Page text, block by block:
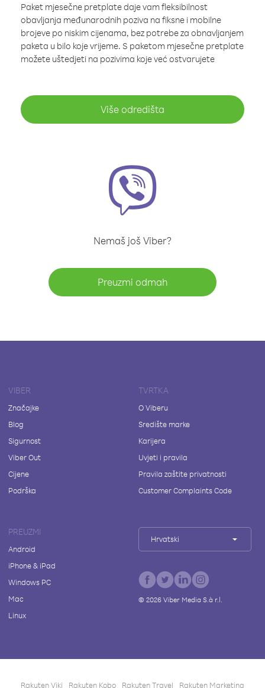
Paket mjesečne pretplate daje vam fleksibilnost
obavljanja međunarodnih poziva na fiksne i mobilne
brojeve po niskim cijenama, bez potrebe za obnavljanjem
paketa u bilo koje vrijeme. S paketom mjesečne pretplate
možete uštedjeti na pozivima koje već ostvarujete
Više odredišta
Nemaš još Viber?
Preuzmi odmah
VIBER
Značajke
Blog
Sigurnost
Viber Out
Cijene
Podrška
TVRTKA
O Viberu
Središte marke
Karijera
Uvjeti i pravila
Pravila zaštite privatnosti
Customer Complaints Code
PREUZMI
Android
iPhone & iPad
Windows PC
Mac
Linux
Hrvatski
© 2026Viber Media S.à r.l.
Rakuten Viki Rakuten Kobo Rakuten Travel Rakuten Marketing